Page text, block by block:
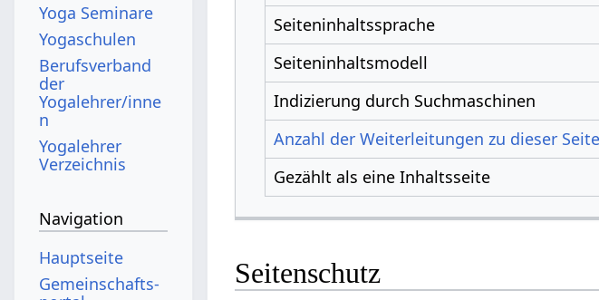
Seiteninhaltssprache
Seiteninhaltsmodell
Indizierung durch Suchmaschinen
Anzahl der Weiterleitungen zu dieser Seite
Gezählt als eine Inhaltsseite
Seitenschutz
Yoga Seminare
Yogaschulen
Berufsverband
der
Yogalehrer/inne
n
Yogalehrer
Verzeichnis
Navigation
Hauptseite
Gemeinschafts­